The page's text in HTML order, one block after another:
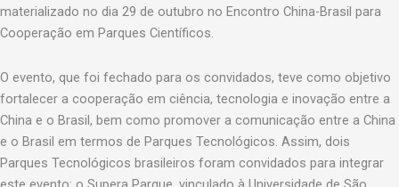
materializado no dia 29 de outubro no Encontro China-Brasil para
Cooperação em Parques Científicos.
O evento, que foi fechado para os convidados, teve como objetivo
fortalecer a cooperação em ciência, tecnologia e inovação entre a
China e o Brasil, bem como promover a comunicação entre a China
e o Brasil em termos de Parques Tecnológicos. Assim, dois
Parques Tecnológicos brasileiros foram convidados para integrar